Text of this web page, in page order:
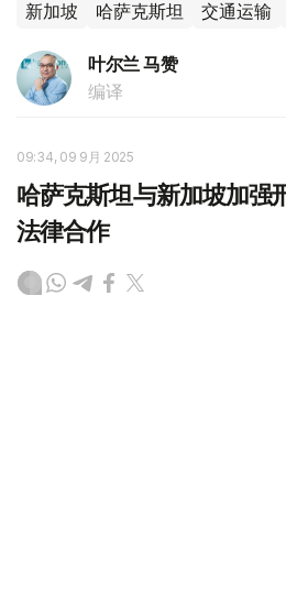
新加坡 哈萨克斯坦 交通运输
叶尔兰 马赞
编译
09:34, 09 9月 2025
哈萨克斯坦与新加坡加强
法律合作